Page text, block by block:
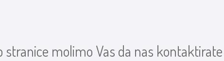
stranice molimo Vas da nas kontaktirate